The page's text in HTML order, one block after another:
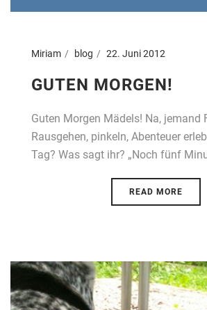
Miriam blog 22. Juni 2012
GUTEN MORGEN!
Guten Morgen Mädels! Na, jemand
Rausgehen, pinkeln, Abenteuer
Tag? Was sagt ihr? „Noch fünf
READ MORE